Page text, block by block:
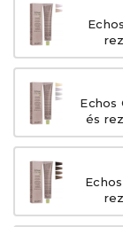
Echos
és